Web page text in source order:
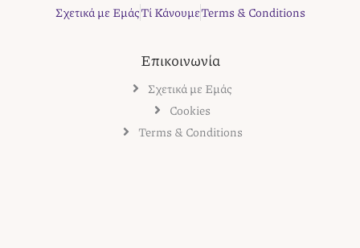
Σχετικά με ΕμάςΤί ΚάνουμεTerms & Conditions
Επικοινωνία
Σχετικά με Εμάς
Cookies
Terms & Conditions